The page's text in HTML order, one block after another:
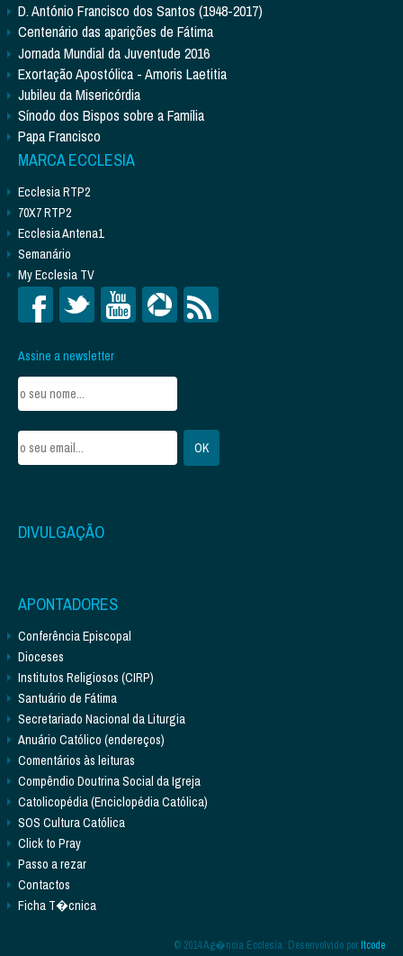
D. António Francisco dos Santos (1948-2017)
Centenário das aparições de Fátima
Jornada Mundial da Juventude 2016
Exortação Apostólica - Amoris Laetitia
Jubileu da Misericórdia
Sínodo dos Bispos sobre a Família
Papa Francisco
MARCA ECCLESIA
Ecclesia RTP2
70X7 RTP2
Ecclesia Antena1
Semanário
My Ecclesia TV
Assine a newsletter
DIVULGAÇÃO
APONTADORES
Conferência Episcopal
Dioceses
Institutos Religiosos (CIRP)
Santuário de Fátima
Secretariado Nacional da Liturgia
Anuário Católico (endereços)
Comentários às leituras
Compêndio Doutrina Social da Igreja
Catolicopédia (Enciclopédia Católica)
SOS Cultura Católica
Click to Pray
Passo a rezar
Contactos
Ficha T�cnica
© 2014 Ag�ncia Ecclesia. Desenvolvido porItcode